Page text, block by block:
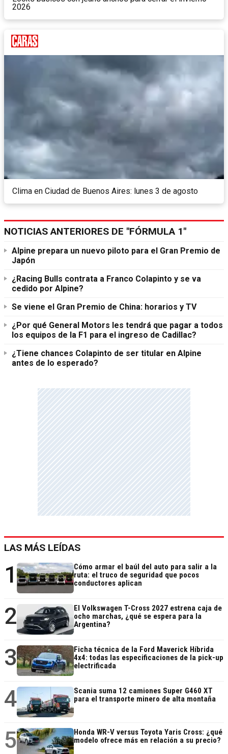
2026
Clima en Ciudad de Buenos Aires: lunes 3 de agosto
NOTICIAS ANTERIORES DE "FÓRMULA 1"
Alpine prepara un nuevo piloto para el Gran Premio de
Japón
¿Racing Bulls contrata a Franco Colapinto y se va
cedido por Alpine?
Se viene el Gran Premio de China: horarios y TV
¿Por qué General Motors les tendrá que pagar a todos
los equipos de la F1 para el ingreso de Cadillac?
¿Tiene chances Colapinto de ser titular en Alpine
antes de lo esperado?
LAS MÁS LEÍDAS
1
Cómo armar el baúl del auto para salir a la
ruta: el truco de seguridad que pocos
conductores aplican
2
El Volkswagen T-Cross 2027 estrena caja de
ocho marchas, ¿qué se espera para la
Argentina?
3
Ficha técnica de la Ford Maverick Híbrida
4x4: todas las especificaciones de la pick-up
electrificada
4
Scania suma 12 camiones Super G460 XT
para el transporte minero de alta montaña
5
Honda WR-V versus Toyota Yaris Cross: ¿qué
modelo ofrece más en relación a su precio?